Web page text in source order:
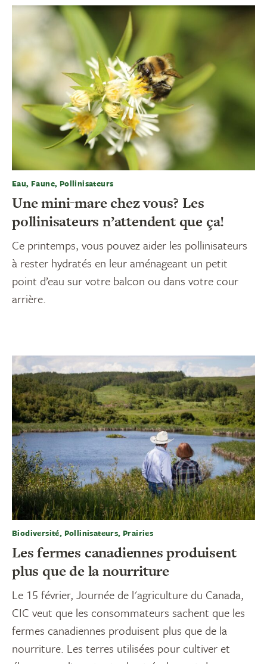
Eau, Faune, Pollinisateurs
Une mini-mare chez vous? Les
pollinisateurs n’attendent que ça!
Ce printemps, vous pouvez aider les pollinisateurs
à rester hydratés en leur aménageant un petit
point d’eau sur votre balcon ou dans votre cour
arrière.
Biodiversité, Pollinisateurs, Prairies
Les fermes canadiennes produisent
plus que de la nourriture
Le 15 février, Journée de l'agriculture du Canada,
CIC veut que les consommateurs sachent que les
fermes canadiennes produisent plus que de la
nourriture. Les terres utilisées pour cultiver et